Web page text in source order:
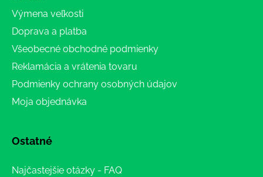
Výmena veľkosti
Doprava a platba
Všeobecné obchodné podmienky
Reklamácia a vrátenia tovaru
Podmienky ochrany osobných údajov
Moja objednávka
Ostatné
Najčastejšie otázky - FAQ